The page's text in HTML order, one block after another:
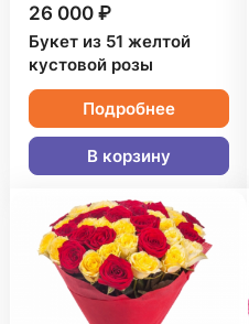
26 000 ₽
Букет из 51 желтой
кустовой розы
Подробнее
В корзину